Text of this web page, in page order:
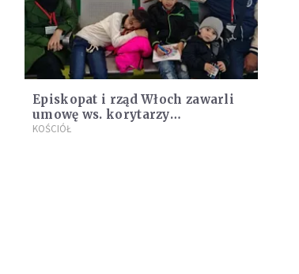
Episkopat i rząd Włoch zawarli
umowę ws. korytarzy
humanitarnych
KOŚCIÓŁ